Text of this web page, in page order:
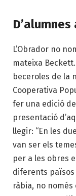
L’Obrador no
mateixa
beceroles de la
Cooperativa
fer una edició
presentació
llegir: “En les
van ser els
per a les obres
diferents països
ràbia, no només